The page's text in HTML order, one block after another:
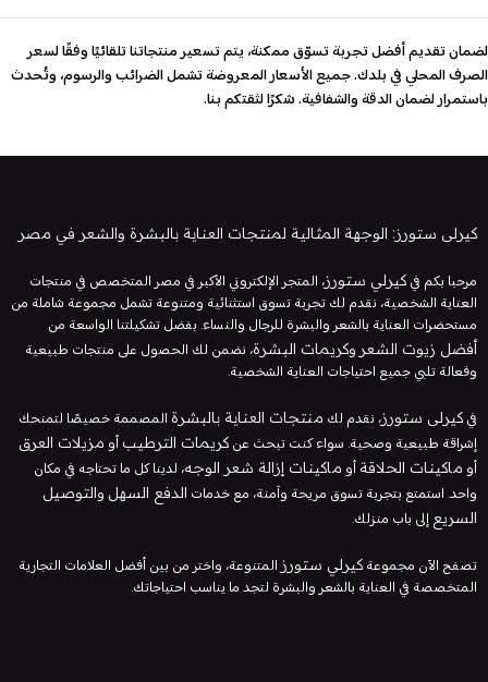
لضمان تقديم أفضل تجربة تسوّق ممكنة، يتم تسعير منتجاتنا تلقائيًا وفقًا لسعر
الصرف المحلي في بلدك. جميع الأسعار المعروضة تشمل الضرائب والرسوم، وتُحدث
باستمرار لضمان الدقة والشفافية. شكرًا لثقتكم بنا.
كيرلى ستورز: الوجهة المثالية لمنتجات العناية بالبشرة والشعر في مصر
مرحبا بكم في كيرلي ستورز، المتجر الإلكتروني الأكبر في مصر المتخصص في منتجات
العناية الشخصية، نقدم لك تجربة تسوق استثنائية ومتنوعة تشمل مجموعة شاملة من
مستحضرات العناية بالشعر والبشرة للرجال والنساء. بفضل تشكيلتنا الواسعة من
أفضل زيوت الشعروكريمات البشرة، نضمن لك الحصول على منتجات طبيعية
وفعالة تلبي جميع احتياجات العناية الشخصية.
في كيرلى ستورز، نقدم لك منتجات العناية بالبشرة المصممة خصيصًا لتمنحك
إشراقة طبيعية وصحية. سواء كنت تبحث عن كريمات الترطيب أو مزيلات العرق
أو ماكينات الحلاقة أو ماكينات إزالة شعر الوجه، لدينا كل ما تحتاجه في مكان
واحد. استمتع بتجربة تسوق مريحة وآمنة، مع خدمات الدفع السهل والتوصيل
السريع إلى باب منزلك.
تصفح الآن مجموعة كيرلي ستورزالمتنوعة، واختر من بين أفضل العلامات التجارية
المتخصصة في العناية بالشعر والبشرة لتجد ما يناسب احتياجاتك.